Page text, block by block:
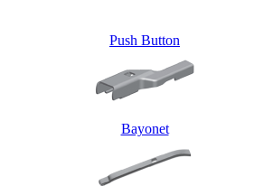
Push Button
Bayonet